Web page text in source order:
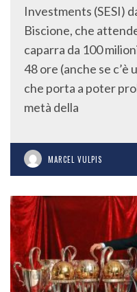
Investments (SESI)
Biscione, che
caparra da 100
48 ore (anche se c’è
che porta a poter
metà della
MARCEL VULPIS